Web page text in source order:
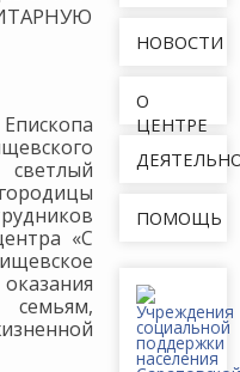
«С
НОВОСТИ
О
ЦЕНТРЕ
ПОМОЩЬ